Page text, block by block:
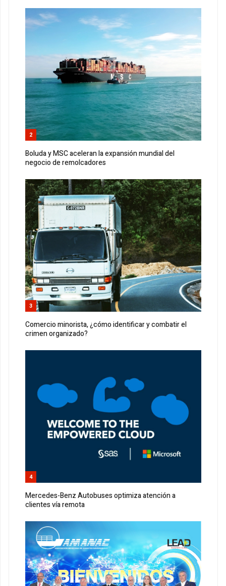
2
Boluda y MSC aceleran la expansión mundial del
negocio de remolcadores
3
Comercio minorista, ¿cómo identificar y combatir el
crimen organizado?
4
Mercedes-Benz Autobuses optimiza atención a
clientes vía remota